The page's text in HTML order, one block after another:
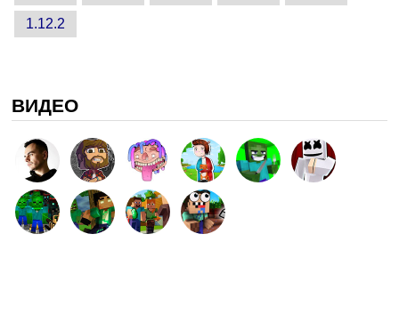
1.12.2
ВИДЕО